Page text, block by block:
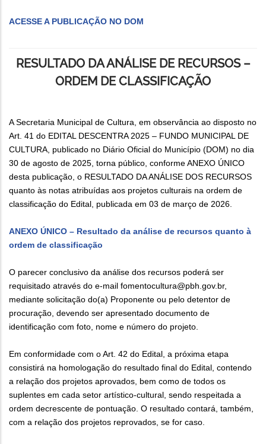
ACESSE A PUBLICAÇÃO NO DOM
RESULTADO DA ANÁLISE DE RECURSOS –
ORDEM DE CLASSIFICAÇÃO
A Secretaria Municipal de Cultura, em observância ao disposto no
Art. 41 do EDITAL DESCENTRA 2025 – FUNDO MUNICIPAL DE
CULTURA, publicado no Diário Oficial do Município (DOM) no dia
30 de agosto de 2025, torna público, conforme ANEXO ÚNICO
desta publicação, o RESULTADO DA ANÁLISE DOS RECURSOS
quanto às notas atribuídas aos projetos culturais na ordem de
classificação do Edital, publicada em 03 de março de 2026.
ANEXO ÚNICO – Resultado da análise de recursos quanto à
ordem de classificação
O parecer conclusivo da análise dos recursos poderá ser
requisitado através do e-mail fomentocultura@pbh.gov.br,
mediante solicitação do(a) Proponente ou pelo detentor de
procuração, devendo ser apresentado documento de
identificação com foto, nome e número do projeto.
Em conformidade com o Art. 42 do Edital, a próxima etapa
consistirá na homologação do resultado final do Edital, contendo
a relação dos projetos aprovados, bem como de todos os
suplentes em cada setor artístico-cultural, sendo respeitada a
ordem decrescente de pontuação. O resultado contará, também,
com a relação dos projetos reprovados, se for caso.